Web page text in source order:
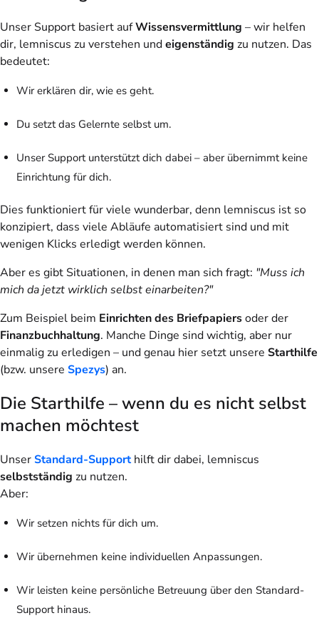
Unser Support basiert aufWissensvermittlung – wir helfen
dir, lemniscus zu verstehen undeigenständig zu nutzen. Das
bedeutet:
Wir erklären dir, wie es geht.
Du setzt das Gelernte selbst um.
Unser Support unterstützt dich dabei – aber übernimmt keine
Einrichtung für dich.
Dies funktioniert für viele wunderbar, denn lemniscus ist so
konzipiert, dass viele Abläufe automatisiert sind und mit
wenigen Klicks erledigt werden können.
Aber es gibt Situationen, in denen man sich fragt: "Muss ich
mich da jetzt wirklich selbst einarbeiten?"
Zum Beispiel beim Einrichten des Briefpapiersoder der
Finanzbuchhaltung. Manche Dinge sind wichtig, aber nur
einmalig zu erledigen – und genau hier setzt unsere Starthilfe
(bzw. unsere Spezys) an.
Die Starthilfe – wenn du es nicht selbst
machen möchtest
UnserStandard-Supporthilft dir dabei, lemniscus
selbstständig zu nutzen.
Aber:
Wir setzen nichts für dich um.
Wir übernehmen keine individuellen Anpassungen.
Wir leisten keine persönliche Betreuung über den Standard-
Support hinaus.